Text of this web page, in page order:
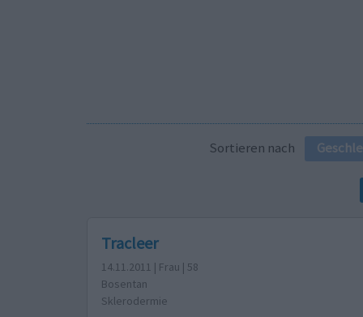
Sortieren nach
Tracleer
14.11.2011 | Frau | 58
Bosentan
Sklerodermie